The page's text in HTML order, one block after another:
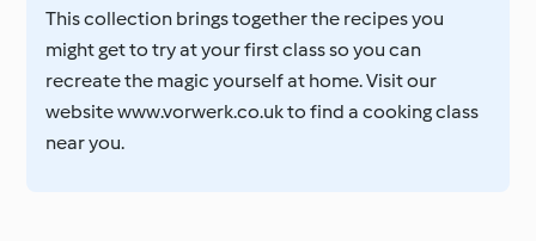
This collection brings together the recipes you
might get to try at your first class so you can
recreate the magic yourself at home. Visit our
website www.vorwerk.co.uk to find a cooking class
near you.